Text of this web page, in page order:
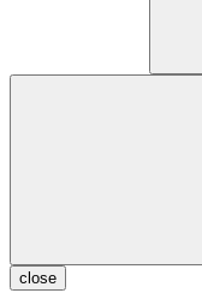
close